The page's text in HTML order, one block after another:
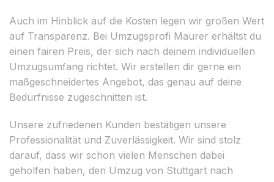
Auch im Hinblick auf die Kosten legen wir großen Wert
auf Transparenz. Bei Umzugsprofi Maurer erhältst du
einen fairen Preis, der sich nach deinem individuellen
Umzugsumfang richtet. Wir erstellen dir gerne ein
maßgeschneidertes Angebot, das genau auf deine
Bedürfnisse zugeschnitten ist.
Unsere zufriedenen Kunden bestätigen unsere
Professionalität und Zuverlässigkeit. Wir sind stolz
darauf, dass wir schon vielen Menschen dabei
geholfen haben, den Umzug von Stuttgart nach